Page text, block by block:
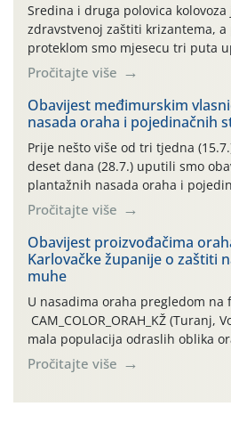
Sredina i druga polovica
zdravstvenoj zaštiti krizantema,
proteklom smo mjesecu tri puta
preventivnim mjerama zaštite
uzročnika bolesti, štetnika i fito-
06.7.)! Na početku ovog mjeseca
povijesno i ekstremno vruće
najviše temperature […]
Pročitajte više
Obavijest međimurskim
nasada oraha i pojedinačnih
Prije nešto više od tri tjedna
deset dana (28.7.) uputili smo
plantažnih nasada oraha i
leta i ovogodišnjoj potrebi
orahove muhe (Rhagoletis
traje drugi ovogodišnji “toplinski
izražen zadnja šest dana (31.7.-
temperature zraka svakodnevno
Pročitajte više
Obavijest proizvođačima
Karlovačke županije o zaštiti
muhe
U nasadima oraha pregledom na
CAM_COLOR_ORAH_KŽ (Turanj,
mala populacija odraslih oblika
(Rhagoletis completa). Niska
činjenicom da je riječ o mladim
Pročitajte više